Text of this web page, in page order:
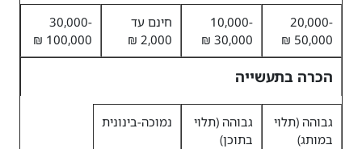
20,000-
50,000 ₪
10,000-
30,000 ₪
חינם עד
2,000 ₪
30,000-
100,000 ₪
הכרה בתעשייה
גבוהה (תלוי
במותג)
גבוהה (תלוי
בתוכן)
נמוכה-בינונית